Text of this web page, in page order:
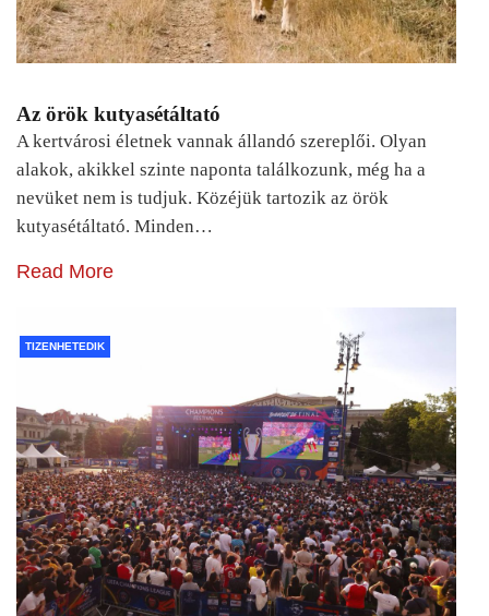
Az örök kutyasétáltató
A kertvárosi életnek vannak állandó szereplői. Olyan
alakok, akikkel szinte naponta találkozunk, még ha a
nevüket nem is tudjuk. Közéjük tartozik az örök
kutyasétáltató. Minden…
Read More
TIZENHETEDIK